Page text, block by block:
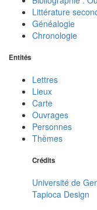
Littérature
Généalogie
Chronologie
Entités
Lettres
Lieux
Carte
Ouvrages
Personnes
Thèmes
Crédits
Université de
Tapioca Design